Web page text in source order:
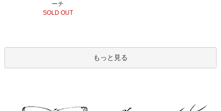
ーチ
SOLD OUT
もっと見る